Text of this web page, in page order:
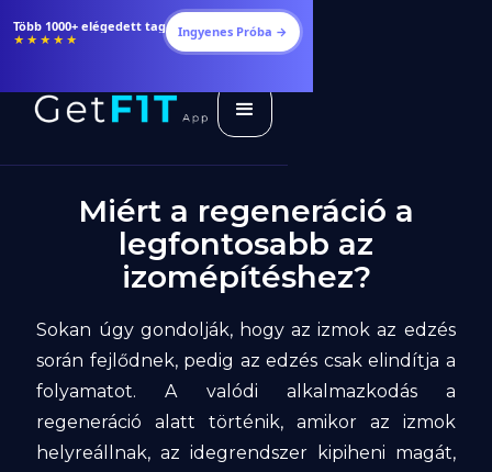
Étrendek, receptek és edzéstervek
★★★★★ Ingyenes Próba →
Miért a regeneráció a
legfontosabb az
izomépítéshez?
Sokan úgy gondolják, hogy az izmok az edzés
során fejlődnek, pedig az edzés csak elindítja a
folyamatot. A valódi alkalmazkodás a
regeneráció alatt történik, amikor az izmok
helyreállnak, az idegrendszer kipiheni magát,